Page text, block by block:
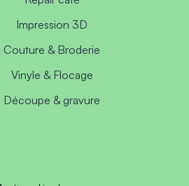
Impression 3D
Couture & Broderie
Vinyle & Flocage
Découpe & gravure